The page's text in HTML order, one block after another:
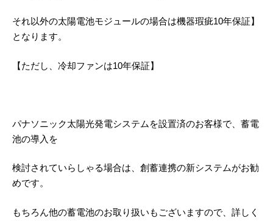
それ以外の太陽電池モジュールの場合は機器瑕疵10年保証】
となります。
【ただし、冷却ファンは10年保証】
パナソニック太陽光発電システムを設置済のお客様で、蓄電
池の導入を
検討されていらしゃる場合は、創蓄連携の新システムがお勧
めです。
もちろん他の蓄電池のお取り扱いもございますので、詳しく